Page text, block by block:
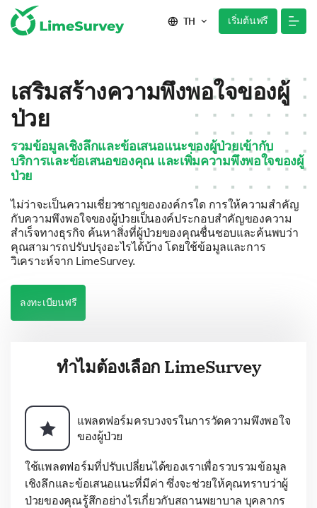
TH เริ่มต้นฟรี
เสริมสร้างความพึงพอใจของผู้
ป่วย
รวมข้อมูลเชิงลึกและข้อเสนอแนะของผู้ป่วยเข้ากับ
บริการและข้อเสนอของคุณ และเพิ่มความพึงพอใจของผู้
ป่วย
ไม่ว่าจะเป็นความเชี่ยวชาญขององค์กรใด การให้ความสำคัญ
กับความพึงพอใจของผู้ป่วยเป็นองค์ประกอบสำคัญของความ
สำเร็จทางธุรกิจ ค้นหาสิ่งที่ผู้ป่วยของคุณชื่นชอบและค้นพบว่า
คุณสามารถปรับปรุงอะไรได้บ้าง โดยใช้ข้อมูลและการ
วิเคราะห์จาก LimeSurvey.
ลงทะเบียนฟรี
ทำไมต้องเลือก LimeSurvey
แพลตฟอร์มครบวงจรในการวัดความพึงพอใจ
ของผู้ป่วย
ใช้แพลตฟอร์มที่ปรับเปลี่ยนได้ของเราเพื่อรวบรวมข้อมูล
เชิงลึกและข้อเสนอแนะที่มีค่า ซึ่งจะช่วยให้คุณทราบว่าผู้
ป่วยของคุณรู้สึกอย่างไรเกี่ยวกับสถานพยาบาล บุคลากร